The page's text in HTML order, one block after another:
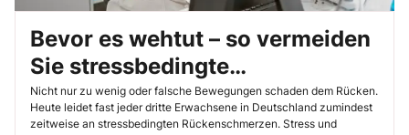
Bevor es wehtut – so vermeiden
Sie stressbedingte
Rückenprobleme präventiv
Nicht nur zu wenig oder falsche Bewegungen schaden dem Rücken.
Heute leidet fast jeder dritte Erwachsene in Deutschland zumindest
zeitweise an stressbedingten Rückenschmerzen. Stress und